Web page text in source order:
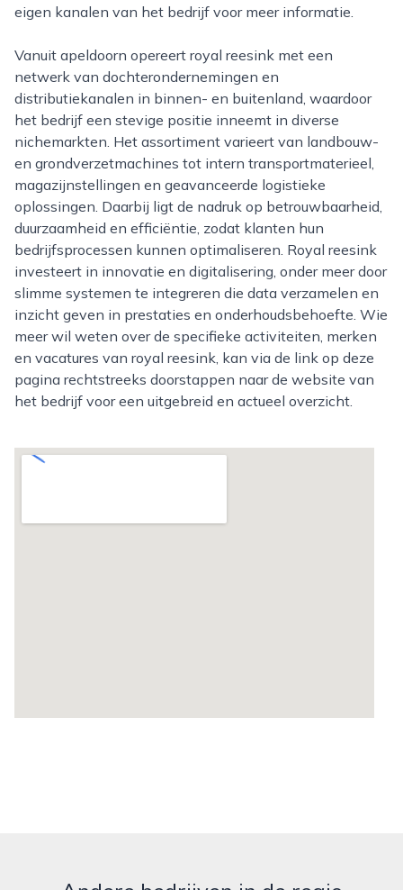
eigen kanalen van het bedrijf voor meer informatie.
Vanuit apeldoorn opereert royal reesink met een
netwerk van dochterondernemingen en
distributiekanalen in binnen- en buitenland, waardoor
het bedrijf een stevige positie inneemt in diverse
nichemarkten. Het assortiment varieert van landbouw-
en grondverzetmachines tot intern transportmaterieel,
magazijnstellingen en geavanceerde logistieke
oplossingen. Daarbij ligt de nadruk op betrouwbaarheid,
duurzaamheid en efficiëntie, zodat klanten hun
bedrijfsprocessen kunnen optimaliseren. Royal reesink
investeert in innovatie en digitalisering, onder meer door
slimme systemen te integreren die data verzamelen en
inzicht geven in prestaties en onderhoudsbehoefte. Wie
meer wil weten over de specifieke activiteiten, merken
en vacatures van royal reesink, kan via de link op deze
pagina rechtstreeks doorstappen naar de website van
het bedrijf voor een uitgebreid en actueel overzicht.